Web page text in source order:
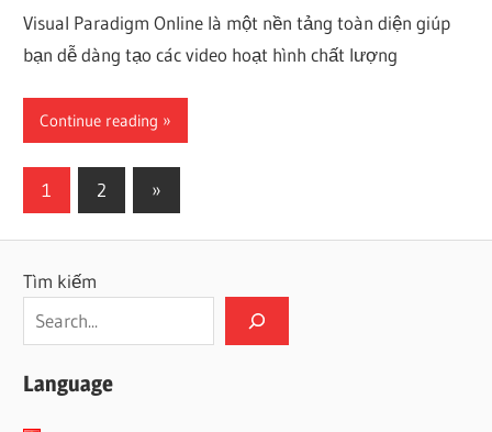
Visual Paradigm Online là một nền tảng toàn diện giúp
bạn dễ dàng tạo các video hoạt hình chất lượng
Continue reading
Phân
bài
viết
1 2
Next
Posts
»
Tìm kiếm
Language